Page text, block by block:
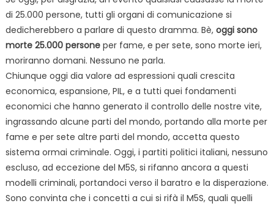
di 25.000 persone, tutti gli organi di comunicazione si
dedicherebbero a parlare di questo dramma. Bè, oggi sono
morte 25.000 personeper fame, e per sete, sono morte ieri,
moriranno domani. Nessuno ne parla.
Chiunque oggi dia valore ad espressioni quali crescita
economica, espansione, PIL, e a tutti quei fondamenti
economici che hanno generato il controllo delle nostre vite,
ingrassando alcune parti del mondo, portando alla morte per
fame e per sete altre parti del mondo, accetta questo
sistema ormai criminale. Oggi, i partiti politici italiani, nessuno
escluso, ad eccezione del M5S, si rifanno ancora a questi
modelli criminali, portandoci verso il baratro e la disperazione.
Sono convinta che i concetti a cui si rifà il M5S, quali quelli